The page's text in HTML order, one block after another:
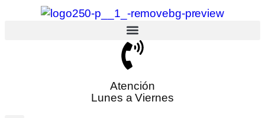
Atención
Lunes a Viernes